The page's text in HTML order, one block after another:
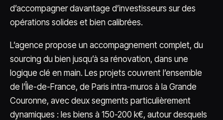
d’accompagner davantage d’investisseurs sur des
opérations solides et bien calibrées.
L’agence propose un accompagnement complet, du
sourcing du bien jusqu’à sa rénovation, dans une
logique clé en main. Les projets couvrent l’ensemble
de l’Île-de-France, de Paris intra-muros à la Grande
Couronne, avec deux segments particulièrement
dynamiques : les biens à 150-200 k€, autour desquels